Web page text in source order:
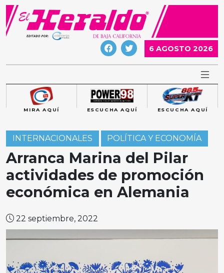
Skip
content
6 AGOSTO 2026
MIRA AQUÍ ESCUCHA AQUÍ ESCUCHA AQUÍ
INTERNACIONALES POLÍTICA Y ECONOMÍA
Arranca Marina del Pilar
actividades de promoción
económica en Alemania
22 septiembre, 2022